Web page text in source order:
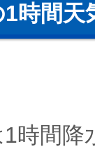
時間天
時間降